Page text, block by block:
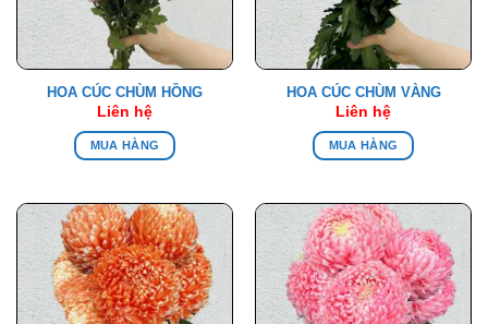
HOA CÚC CHÙM HỒNG
Liên hệ
MUA HÀNG
HOA CÚC CHÙM VÀNG
Liên hệ
MUA HÀNG